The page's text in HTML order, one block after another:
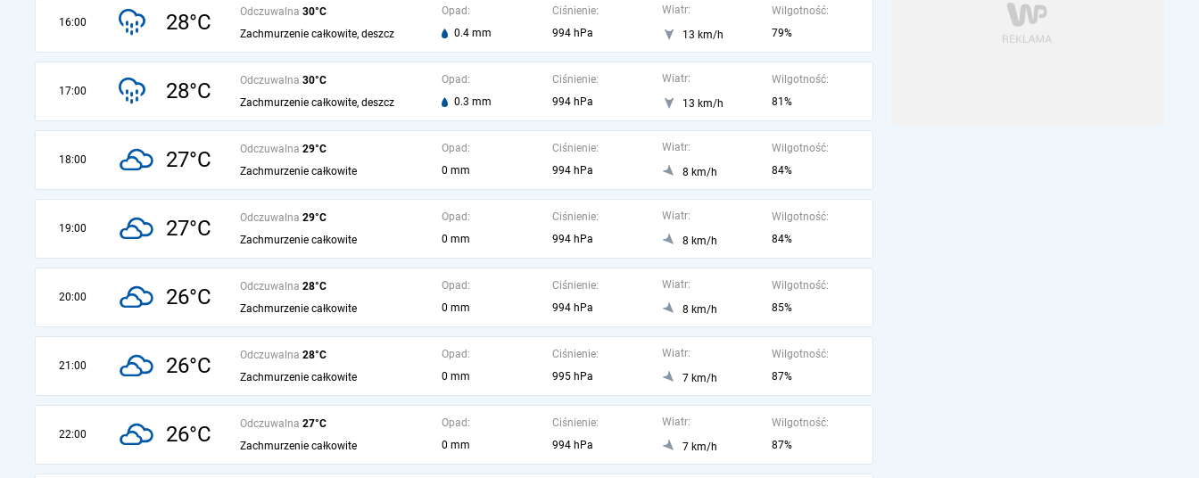
16:00 28°C Odczuwalna 30°C
Zachmurzenie całkowite, deszcz
Opad:
0.4 mm
Ciśnienie:
994 hPa
Wiatr:
13 km/h
Wilgotność:
79%
17:00 28°C Odczuwalna 30°C
Zachmurzenie całkowite, deszcz
Opad:
0.3 mm
Ciśnienie:
994 hPa
Wiatr:
13 km/h
Wilgotność:
81%
18:00 27°C Odczuwalna 29°C
Zachmurzenie całkowite
Opad:
0 mm
Ciśnienie:
994 hPa
Wiatr:
8 km/h
Wilgotność:
84%
19:00 27°C Odczuwalna 29°C
Zachmurzenie całkowite
Opad:
0 mm
Ciśnienie:
994 hPa
Wiatr:
8 km/h
Wilgotność:
84%
20:00 26°C Odczuwalna 28°C
Zachmurzenie całkowite
Opad:
0 mm
Ciśnienie:
994 hPa
Wiatr:
8 km/h
Wilgotność:
85%
21:00 26°C Odczuwalna 28°C
Zachmurzenie całkowite
Opad:
0 mm
Ciśnienie:
995 hPa
Wiatr:
7 km/h
Wilgotność:
87%
22:00 26°C Odczuwalna 27°C
Zachmurzenie całkowite
Opad:
0 mm
Ciśnienie:
994 hPa
Wiatr:
7 km/h
Wilgotność:
87%